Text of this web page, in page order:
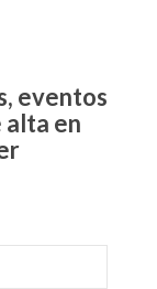
eventos
en